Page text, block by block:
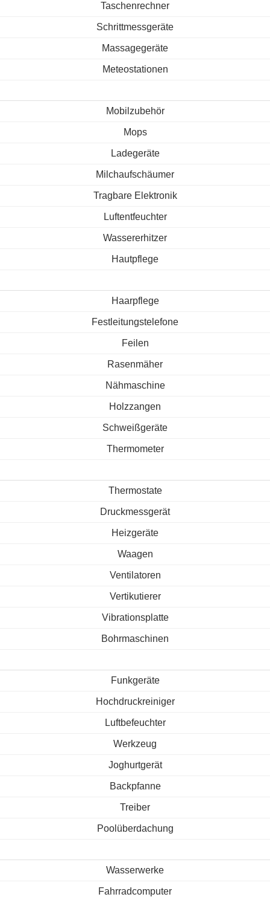
Taschenrechner
Schrittmessgeräte
Massagegeräte
Meteostationen
Mobilzubehör
Mops
Ladegeräte
Milchaufschäumer
Tragbare Elektronik
Luftentfeuchter
Wassererhitzer
Hautpflege
Haarpflege
Festleitungstelefone
Feilen
Rasenmäher
Nähmaschine
Holzzangen
Schweißgeräte
Thermometer
Thermostate
Druckmessgerät
Heizgeräte
Waagen
Ventilatoren
Vertikutierer
Vibrationsplatte
Bohrmaschinen
Funkgeräte
Hochdruckreiniger
Luftbefeuchter
Werkzeug
Joghurtgerät
Backpfanne
Treiber
Poolüberdachung
Wasserwerke
Fahrradcomputer